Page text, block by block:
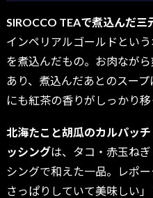
SIROCCO TEAで煮込んだ三
インペリアルゴールドとい
を煮込んだもの。お肉なが
あり、煮込んだあとのスー
にも紅茶の香りがしっかり移
北海たこと胡瓜のカルパッ
ッシングは、タコ・赤玉ね
シングで和えた一品。レポ
さっぱりしていて美味しい